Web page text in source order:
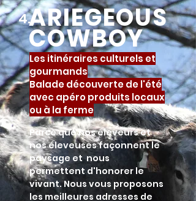
4.ARIEGEOUS
COWBOY
Les itinéraires culturels et
gourmands
Balade découverte de l'été
avec apéro produits locaux
ou à la ferme
Parce que nos éleveurs et
nos éleveuses façonnent le
paysage et nous
permettent d'honorer le
vivant. Nous vous proposons
les meilleures adresses de